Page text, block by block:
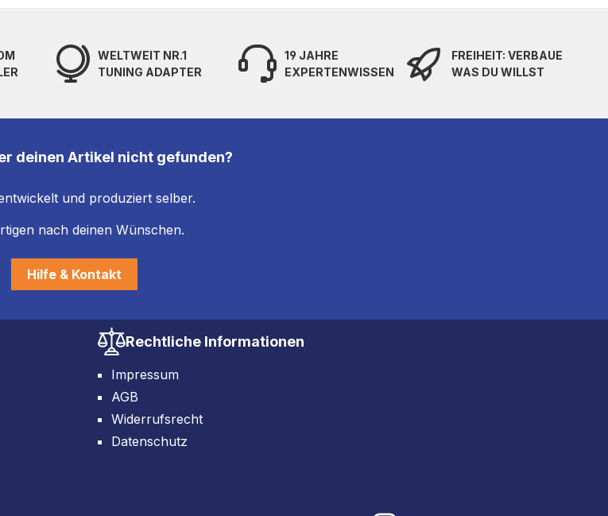
WELTWEIT NR.1
TUNING ADAPTER
19 JAHRE
EXPERTENWISSEN
FREIHEIT: VERBAUE
WAS DU WILLST
deinen Artikel nicht gefunden?
und produziert selber.
nach deinen Wünschen.
Hilfe & Kontakt
Rechtliche Informationen
Impressum
AGB
Widerrufsrecht
Datenschutz